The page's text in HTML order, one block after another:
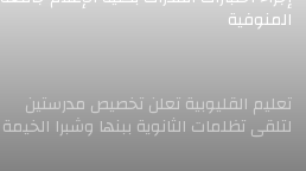
المنوفية
تعليم القليوبية تعلن تخصيص مدرستين
لتلقى تظلمات الثانوية ببنها وشبرا الخيمة